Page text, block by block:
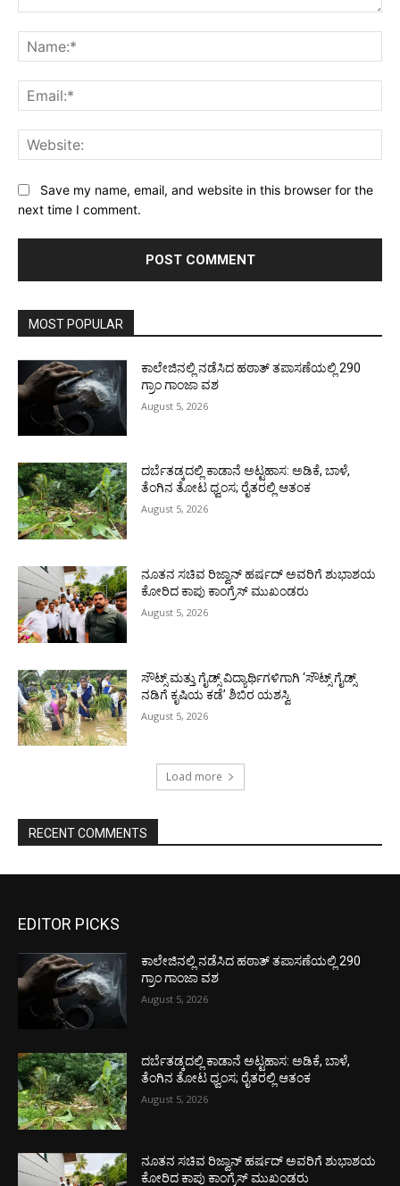
Save my name, email, and website in this browser for the
next time I comment.
MOST POPULAR
ಕಾಲೇಜಿನಲ್ಲಿ ನಡೆಸಿದ ಹಠಾತ್ ತಪಾಸಣೆಯಲ್ಲಿ 290
ಗ್ರಾಂ ಗಾಂಜಾ ವಶ
August 5, 2026
ದರ್ಬೆತಡ್ಕದಲ್ಲಿ ಕಾಡಾನೆ ಅಟ್ಟಹಾಸ: ಅಡಿಕೆ, ಬಾಳೆ,
ತೆಂಗಿನ ತೋಟ ಧ್ವಂಸ; ರೈತರಲ್ಲಿ ಆತಂಕ
August 5, 2026
ನೂತನ ಸಚಿವ ರಿಜ್ವಾನ್ ಹರ್ಷದ್ ಅವರಿಗೆ ಶುಭಾಶಯ
ಕೋರಿದ ಕಾಪು ಕಾಂಗ್ರೆಸ್ ಮುಖಂಡರು
August 5, 2026
ಸೌಟ್ಸ್ ಮತ್ತು ಗೈಡ್ಸ್ ವಿದ್ಯಾರ್ಥಿಗಳಿಗಾಗಿ ‘ಸೌಟ್ಸ್ ಗೈಡ್ಸ್
ನಡಿಗೆ ಕೃಷಿಯ ಕಡೆ’ ಶಿಬಿರ ಯಶಸ್ವಿ
August 5, 2026
Load more
RECENT COMMENTS
EDITOR PICKS
ಕಾಲೇಜಿನಲ್ಲಿ ನಡೆಸಿದ ಹಠಾತ್ ತಪಾಸಣೆಯಲ್ಲಿ 290
ಗ್ರಾಂ ಗಾಂಜಾ ವಶ
August 5, 2026
ದರ್ಬೆತಡ್ಕದಲ್ಲಿ ಕಾಡಾನೆ ಅಟ್ಟಹಾಸ: ಅಡಿಕೆ, ಬಾಳೆ,
ತೆಂಗಿನ ತೋಟ ಧ್ವಂಸ; ರೈತರಲ್ಲಿ ಆತಂಕ
August 5, 2026
ನೂತನ ಸಚಿವ ರಿಜ್ವಾನ್ ಹರ್ಷದ್ ಅವರಿಗೆ ಶುಭಾಶಯ
ಕೋರಿದ ಕಾಪು ಕಾಂಗ್ರೆಸ್ ಮುಖಂಡರು